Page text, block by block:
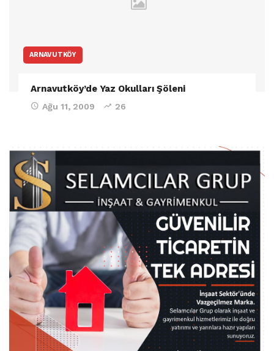
ARNAVUTKÖY
Arnavutköy’de Yaz Okulları Şöleni
Ağu 11, 2009 26